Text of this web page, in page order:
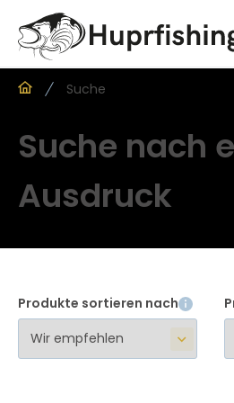
Suche
Suche nach
Ausdruck
Produkte sortieren nach